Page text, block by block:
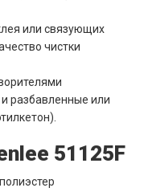
или связующих
чистки
разбавленные или
51125F